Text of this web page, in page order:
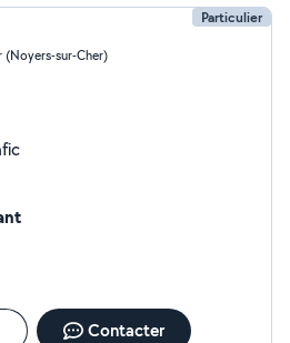
Particulier
(Noyers-sur-Cher)
Contacter